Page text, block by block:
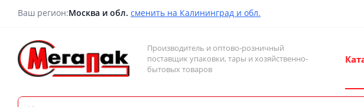
Ваш регион:Москва и обл. сменить на Калининград и обл.
Производитель и оптово-розничный
поставщик упаковки, тары и хозяйственно-
бытовых товаров